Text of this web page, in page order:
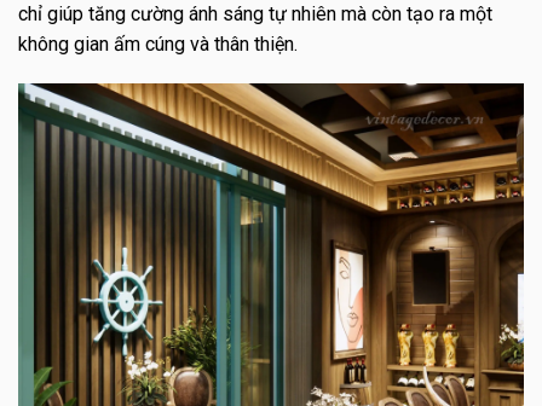
chỉ giúp tăng cường ánh sáng tự nhiên mà còn tạo ra một
không gian ấm cúng và thân thiện.